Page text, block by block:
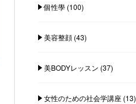
個性學(100)
美容整顔(43)
美BODYレッスン (37)
女性のための社会学講座(13)